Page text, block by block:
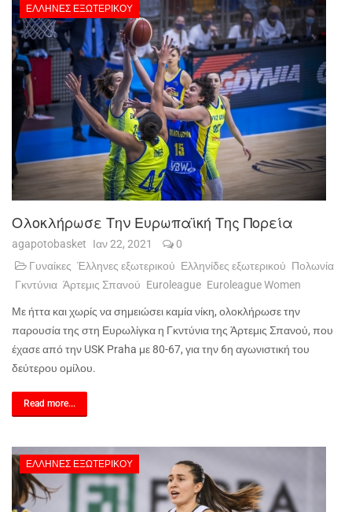
ΈΛΛΗΝΕΣ ΕΞΩΤΕΡΙΚΟΎ
Ολοκλήρωσε Την Ευρωπαϊκή Της Πορεία
agapotobasket Ιαν 22, 2021
0
Γυναίκες Έλληνες εξωτερικού Ελληνίδες εξωτερικού Πολωνία
Γκντύνια Άρτεμις Σπανού Euroleague Euroleague Women
Με ήττα και χωρίς να σημειώσει καμία νίκη, ολοκλήρωσε την
παρουσία της στη Ευρωλίγκα η Γκντύνια της Άρτεμις Σπανού, που
έχασε από την USK Praha με 80-67, για την 6η αγωνιστική του
δεύτερου ομίλου.
Read more...
ΈΛΛΗΝΕΣ ΕΞΩΤΕΡΙΚΟΎ